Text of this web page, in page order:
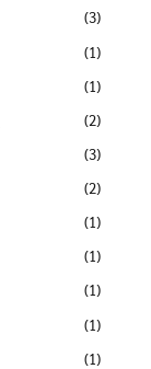
(3)
(1)
(1)
(2)
(3)
(2)
(1)
(1)
(1)
(1)
(1)